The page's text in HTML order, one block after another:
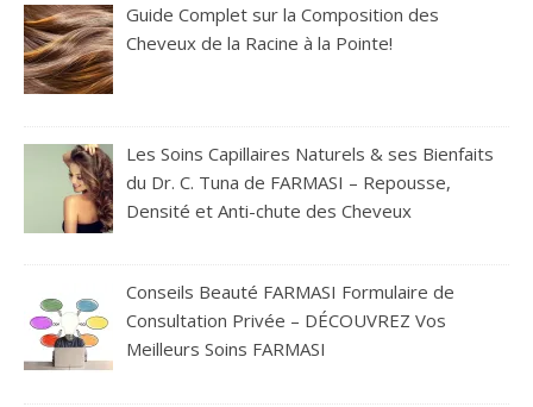
Guide Complet sur la Composition des
Cheveux de la Racine à la Pointe!
Les Soins Capillaires Naturels & ses Bienfaits
du Dr. C. Tuna de FARMASI – Repousse,
Densité et Anti-chute des Cheveux
Conseils Beauté FARMASI Formulaire de
Consultation Privée – DÉCOUVREZ Vos
Meilleurs Soins FARMASI